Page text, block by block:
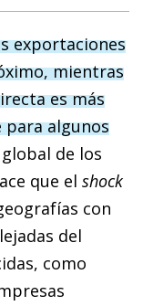
exportaciones
mientras
es más
para algunos
de los
que el shock
con
del
como